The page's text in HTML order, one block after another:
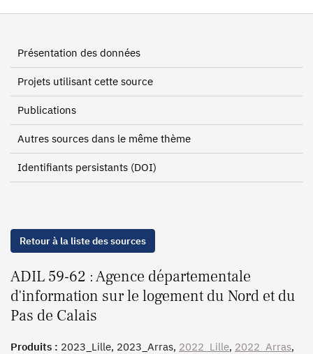
Présentation des données
Projets utilisant cette source
Publications
Autres sources dans le même thème
Identifiants persistants (DOI)
Retour à la liste des sources
ADIL 59-62 : Agence départementale
d'information sur le logement du Nord et du
Pas de Calais
Produits : 2023_Lille, 2023_Arras, 2022_Lille, 2022_Arras,